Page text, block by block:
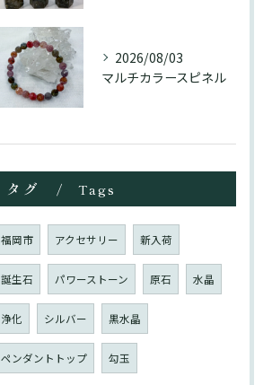
2026/08/03
マルチカラースピネル
タグ Tags
福岡市 アクセサリー 新入荷
誕生石 パワーストーン 原石 水晶
浄化 シルバー 黒水晶
ペンダントトップ 勾玉